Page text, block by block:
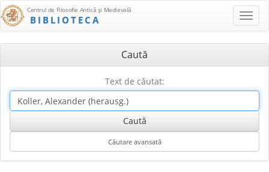
Centrul de Filosofie Antică şi Medievală
BIBLIOTECA
Caută
Text de căutat: